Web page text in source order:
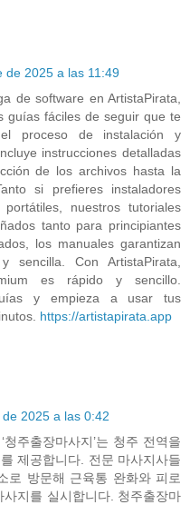
de 2025 a las 11:49
de software en ArtistaPirata,
guías fáciles de seguir que te
proceso de instalación y
instrucciones detalladas
de los archivos hasta la
si prefieres instaladores
nuestros tutoriales
tanto para principiantes
los manuales garantizan
sencilla. Con ArtistaPirata,
es rápido y sencillo.
y empieza a usar tus
https://artistapirata.app
2025 a las 0:42
주출장마사지’는 청주 전역을
제공합니다. 전문 마사지사들
로 방문해 근육통 완화와 피로
지를 실시합니다. 청주출장마